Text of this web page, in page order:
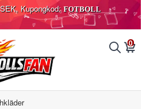
Kupongkod: FOTBOLL
󰂨 0
󰃦